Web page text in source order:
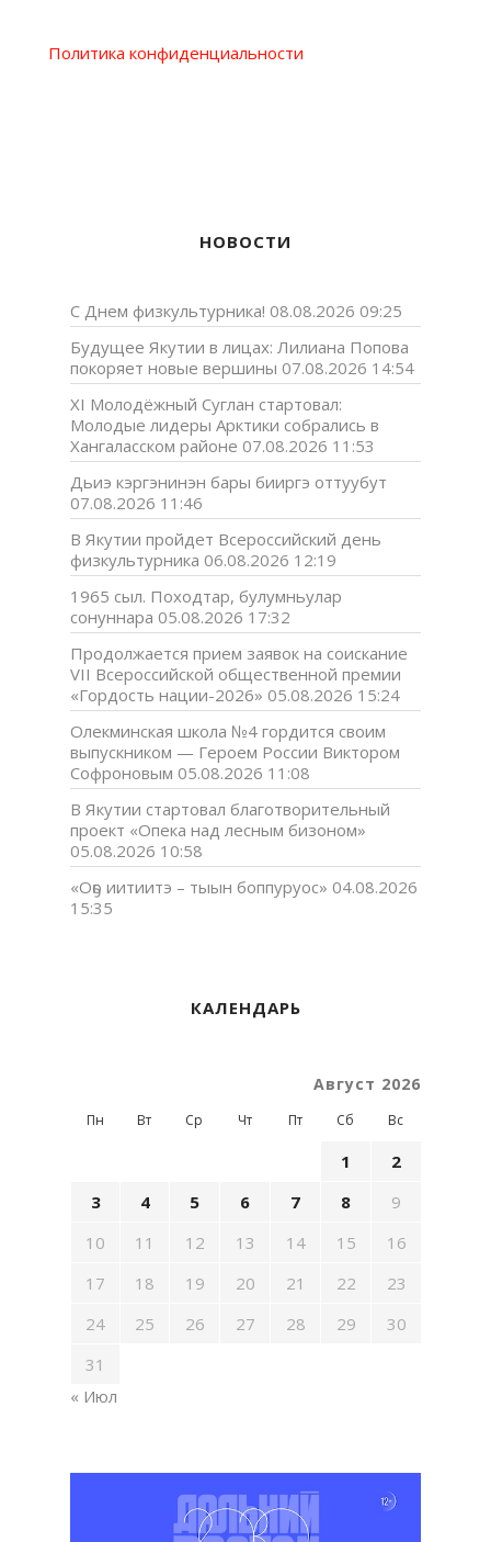
Политика конфиденциальности
НОВОСТИ
С Днем физкультурника! 08.08.2026 09:25
Будущее Якутии в лицах: Лилиана Попова
покоряет новые вершины 07.08.2026 14:54
XI Молодёжный Суглан стартовал:
Молодые лидеры Арктики собрались в
Хангаласском районе 07.08.2026 11:53
Дьиэ кэргэнинэн бары бииргэ оттуубут
07.08.2026 11:46
В Якутии пройдет Всероссийский день
физкультурника 06.08.2026 12:19
1965 сыл. Походтар, булумньулар
сонуннара 05.08.2026 17:32
Продолжается прием заявок на соискание
VII Всероссийской общественной премии
«Гордость нации-2026» 05.08.2026 15:24
Олекминская школа №4 гордится своим
выпускником — Героем России Виктором
Софроновым 05.08.2026 11:08
В Якутии стартовал благотворительный
проект «Опека над лесным бизоном»
05.08.2026 10:58
«Оҕо иитиитэ – тыын боппуруос» 04.08.2026
15:35
КАЛЕНДАРЬ
Август 2026
Пн Вт Ср Чт Пт Сб Вс
1
2
3
4 5 6 7 8
9
10
11 12 13 14 15
16
17
18 19 20 21 22
23
24
25 26 27 28 29
30
31
« Июл